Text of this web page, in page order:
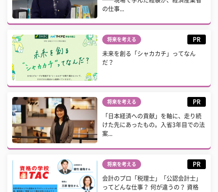
の仕事...
将来を考える PR
未来を創る「シャカカチ」ってなん
だ？
将来を考える PR
「日本経済への貢献」を軸に、走り続
けた先にあったもの。入省3年目での法
案...
将来を考える PR
会計のプロ「税理士」「公認会計士」
ってどんな仕事？ 何が違うの？ 資格